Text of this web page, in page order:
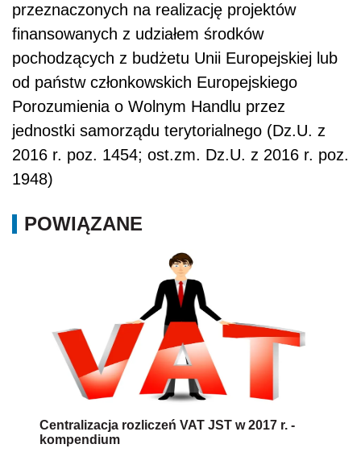
przeznaczonych na realizację projektów
finansowanych z udziałem środków
pochodzących z budżetu Unii Europejskiej lub
od państw członkowskich Europejskiego
Porozumienia o Wolnym Handlu przez
jednostki samorządu terytorialnego (Dz.U. z
2016 r. poz. 1454; ost.zm. Dz.U. z 2016 r. poz.
1948)
POWIĄZANE
Centralizacja rozliczeń VAT JST w 2017 r. -
kompendium